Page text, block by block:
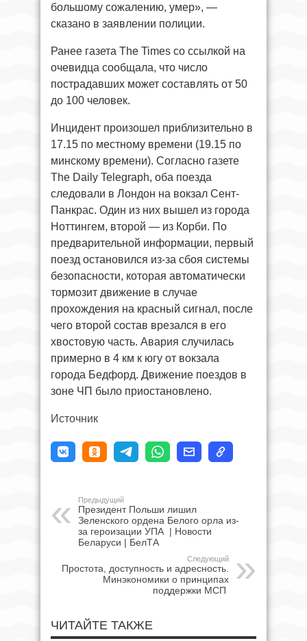
большому сожалению, умер», —
сказано в заявлении полиции.
Ранее газета The Times со ссылкой на
очевидца сообщала, что число
пострадавших может составлять от 50
до 100 человек.
Инцидент произошел приблизительно в
17.15 по местному времени (19.15 по
минскому времени). Согласно газете
The Daily Telegraph, оба поезда
следовали в Лондон на вокзал Сент-
Панкрас. Один из них вышел из города
Ноттингем, второй — из Корби. По
предварительной информации, первый
поезд остановился из-за сбоя системы
безопасности, которая автоматически
тормозит движение в случае
прохождения на красный сигнал, после
чего второй состав врезался в его
хвостовую часть. Авария случилась
примерно в 4 км к югу от вокзала
города Бедфорд. Движение поездов в
зоне ЧП было приостановлено.
Источник
Предыдущий
Президент Польши лишил
Зеленского ордена Белого орла из-
за героизации УПА | Новости
Беларуси | БелТА
Следующий
Простота, доступность и адресность.
Минэкономики о принципах
поддержки МСП
ЧИТАЙТЕ ТАКЖЕ